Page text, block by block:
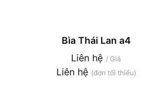
Bìa Thái Lan a4
Liên hệ/ Giá
Liên hệ (đơn tối thiểu)